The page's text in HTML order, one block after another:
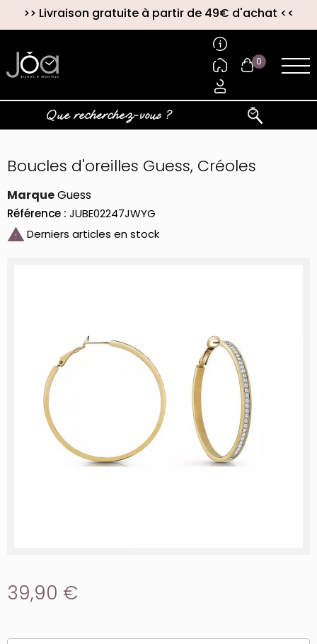
>> Livraison gratuite à partir de 49€ d'achat <<
0
Boucles d'oreilles Guess, Créoles
MarqueGuess
Référence : JUBE02247JWYG
 Derniers articles en stock
39,90 €